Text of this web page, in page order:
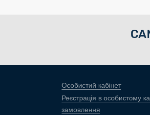
Особистий кабінет
Реєстрація в особистому
замовлення